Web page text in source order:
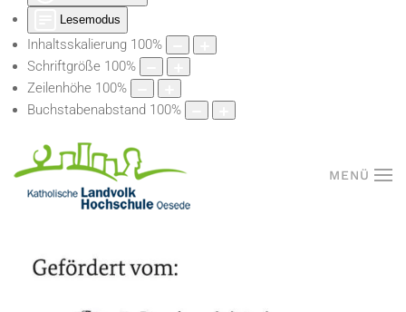
Lesemodus
Inhaltsskalierung 100%
Schriftgröße 100%
Zeilenhöhe 100%
Buchstabenabstand 100%
MENÜ